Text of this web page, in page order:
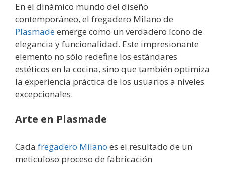
En el dinámico mundo del diseño
contemporáneo, el fregadero Milano de
Plasmadeemerge como un verdadero ícono de
elegancia y funcionalidad. Este impresionante
elemento no sólo redefine los estándares
estéticos en la cocina, sino que también optimiza
la experiencia práctica de los usuarios a niveles
excepcionales.
Arte en Plasmade
Cada fregadero Milano es el resultado de un
meticuloso proceso de fabricación